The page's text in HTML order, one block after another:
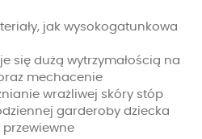
jak wysokogatunkowa
się dużą wytrzymałością na
mechacenie
wrażliwej skóry stóp
garderoby dziecka
przewiewne